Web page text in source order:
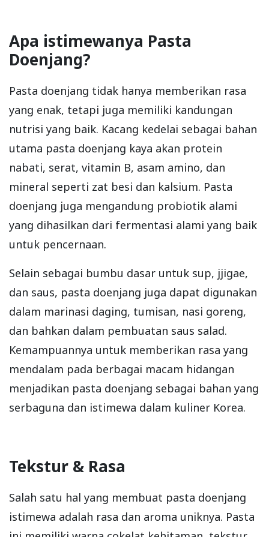
Apa istimewanya Pasta
Doenjang?
Pasta doenjang tidak hanya memberikan rasa
yang enak, tetapi juga memiliki kandungan
nutrisi yang baik. Kacang kedelai sebagai bahan
utama pasta doenjang kaya akan protein
nabati, serat, vitamin B, asam amino, dan
mineral seperti zat besi dan kalsium. Pasta
doenjang juga mengandung probiotik alami
yang dihasilkan dari fermentasi alami yang baik
untuk pencernaan.
Selain sebagai bumbu dasar untuk sup, jjigae,
dan saus, pasta doenjang juga dapat digunakan
dalam marinasi daging, tumisan, nasi goreng,
dan bahkan dalam pembuatan saus salad.
Kemampuannya untuk memberikan rasa yang
mendalam pada berbagai macam hidangan
menjadikan pasta doenjang sebagai bahan yang
serbaguna dan istimewa dalam kuliner Korea.
Tekstur & Rasa
Salah satu hal yang membuat pasta doenjang
istimewa adalah rasa dan aroma uniknya. Pasta